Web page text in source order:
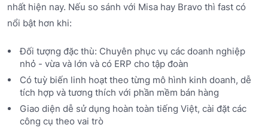
nhất hiện nay. Nếu so sánh với Misa hay Bravo thì fast có
nổi bật hơn khi:
Đối tượng đặc thù: Chuyên phục vụ các doanh nghiệp
nhỏ - vừa và lớn và có ERP cho tập đoàn
Có tuỳ biến linh hoạt theo từng mô hình kinh doanh, dễ
tích hợp và tương thích với phần mềm bán hàng
Giao diện dễ sử dụng hoàn toàn tiếng Việt, cài đặt các
công cụ theo vai trò